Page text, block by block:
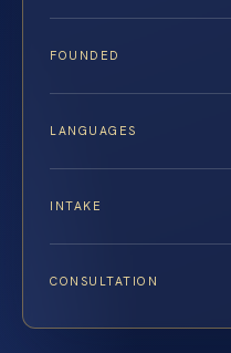
FOUNDED
LANGUAGES
INTAKE
CONSULTATION